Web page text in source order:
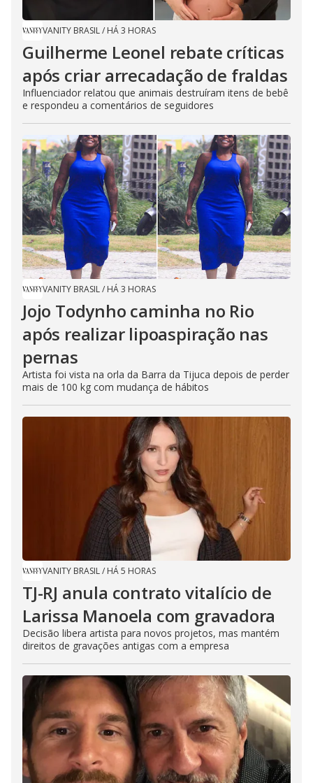
VANITY BRASIL/ HÁ 3 HORAS
Guilherme Leonel rebate críticas
após criar arrecadação de fraldas
Influenciador relatou que animais destruíram itens de bebê
e respondeu a comentários de seguidores
VANITY BRASIL/ HÁ 3 HORAS
Jojo Todynho caminha no Rio
após realizar lipoaspiração nas
pernas
Artista foi vista na orla da Barra da Tijuca depois de perder
mais de 100 kg com mudança de hábitos
VANITY BRASIL/ HÁ 5 HORAS
TJ-RJ anula contrato vitalício de
Larissa Manoela com gravadora
Decisão libera artista para novos projetos, mas mantém
direitos de gravações antigas com a empresa